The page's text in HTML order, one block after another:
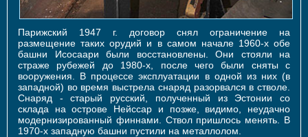
Парижский 1947 г. договор снял ограничение на
размещение таких орудий и в самом начале 1960-х обе
башни Исосаари были восстановлены. Они стояли на
страже рубежей до 1980-х, после чего были сняты с
вооружения. В процессе эксплуатации в одной из них (в
западной) во время выстрела снаряд разорвался в стволе.
Снаряд - старый русский, полученный из Эстонии со
склада на острове Нейссар и позже, видимо, неудачно
модернизированный финнами. Ствол пришлось менять. В
1970-х западную башни пустили на металлолом.